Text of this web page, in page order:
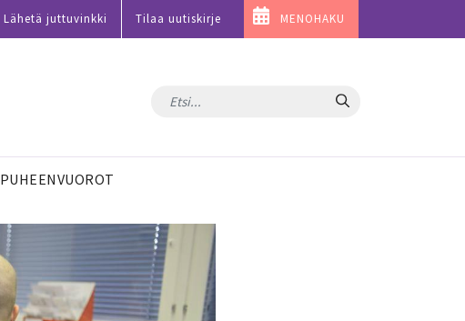
Lähetä juttuvinkki Tilaa uutiskirje MENOHAKU
Hae
PUHEENVUOROT